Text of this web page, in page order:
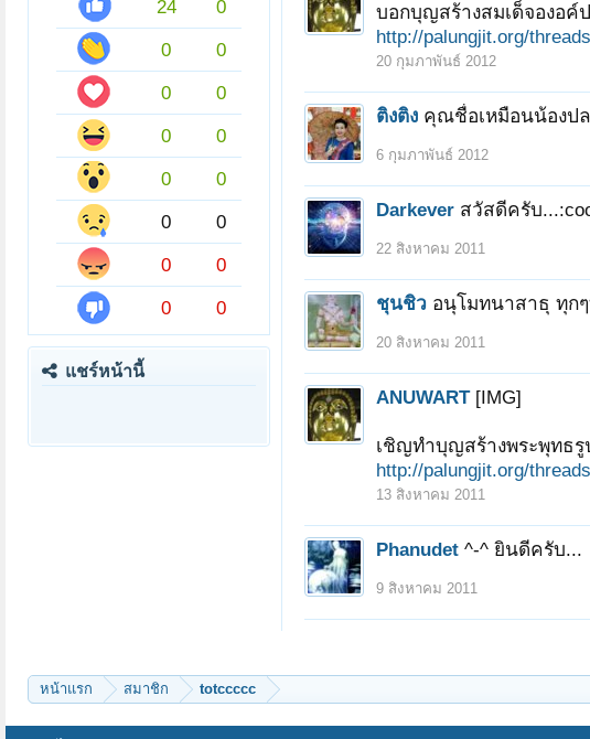
24
0
0
0
0
0
0
0
0
0
0
0
0
0
0
0
แชร์หน้านี้
บอกบุญสร้างสมเด็จองอค์
http://palungjit.org/
20 กุมภาพันธ์ 2012
ติงติง คุณชื่อเหมือนน้องป
6 กุมภาพันธ์ 2012
Darkever สวัสดีครับ
22 สิงหาคม 2011
ชุนชิว อนุโมทนาสาธุ ทุก
20 สิงหาคม 2011
ANUWART [IMG]
เชิญทำบุญสร้างพระพุทธรู
http://palungjit.org/
13 สิงหาคม 2011
Phanudet ^-^ ยินดีครับ...
9 สิงหาคม 2011
หน้าแรก สมาชิก totccccc